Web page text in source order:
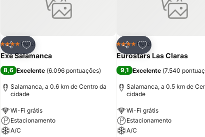
Partilhar
Adicionar aos favoritos
4 EstrelasHotel
Exe Salamanca
8,6 Excelente (6.096 pontuações)
Salamanca, a 0.6 km de Centro da
cidade
Wi-Fi grátis
Estacionamento
A/C
Partilhar
Adicionar aos
4 EstrelasHotel
Eurostars Las Claras
9,1 Excelente (7.540
Salamanca, a 0.5 km de
cidade
Wi-Fi grátis
Estacionamento
A/C